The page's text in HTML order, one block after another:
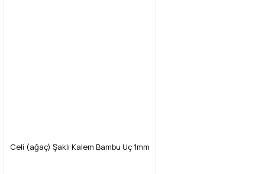
Celi (ağaç) Şaklı Kalem Bambu Uç 1mm